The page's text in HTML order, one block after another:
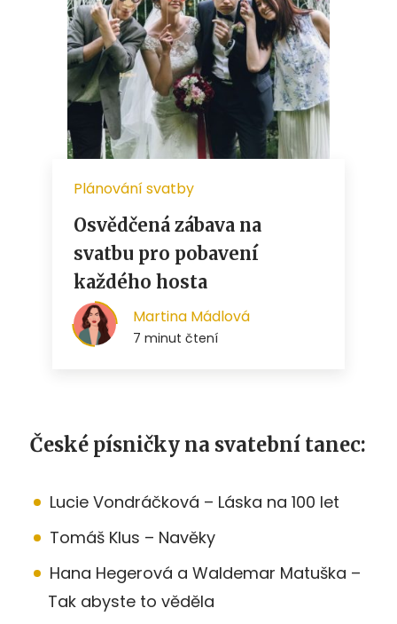
České písničky na svatební tanec:
Lucie Vondráčková – Láska na 100 let
Tomáš Klus – Navěky
Hana Hegerová a Waldemar Matuška –
Tak abyste to věděla